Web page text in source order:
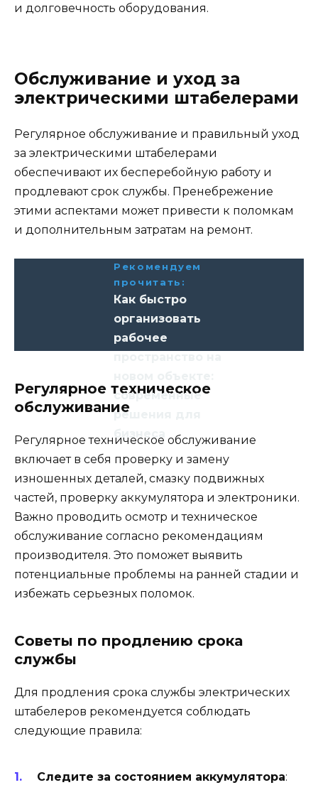
и долговечность оборудования.
Обслуживание и уход за
электрическими штабелерами
Регулярное обслуживание и правильный уход
за электрическими штабелерами
обеспечивают их бесперебойную работу и
продлевают срок службы. Пренебрежение
этими аспектами может привести к поломкам
и дополнительным затратам на ремонт.
Рекомендуем
прочитать:
Как быстро
организовать
рабочее
современные
решения для
Регулярное техническое
обслуживание
Регулярное техническое обслуживание
включает в себя проверку и замену
изношенных деталей, смазку подвижных
частей, проверку аккумулятора и электроники.
Важно проводить осмотр и техническое
обслуживание согласно рекомендациям
производителя. Это поможет выявить
потенциальные проблемы на ранней стадии и
избежать серьезных поломок.
Советы по продлению срока
службы
Для продления срока службы электрических
штабелеров рекомендуется соблюдать
следующие правила:
Следите за состоянием аккумулятора: